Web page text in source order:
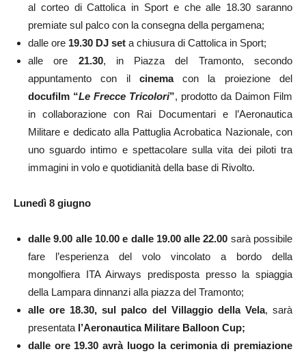
al corteo di Cattolica in Sport e che alle 18.30 saranno
premiate sul palco con la consegna della pergamena;
dalle ore 19.30 DJ set a chiusura di Cattolica in Sport;
alle ore 21.30, in Piazza del Tramonto, secondo
appuntamento con il cinemacon la proiezione del
docufilm “Le Frecce Tricolori”, prodotto da Daimon Film
in collaborazione con Rai Documentari e l’Aeronautica
Militare e dedicato alla Pattuglia Acrobatica Nazionale, con
uno sguardo intimo e spettacolare sulla vita dei piloti tra
immagini in volo e quotidianità della base di Rivolto.
Lunedì 8 giugno ​
dalle 9.00 alle 10.00 e dalle 19.00 alle 22.00 sarà possibile
fare l’esperienza del volo vincolato a bordo della
mongolfiera ITA Airways predisposta presso la spiaggia
della Lampara dinnanzi alla piazza del Tramonto;
alle ore 18.30, sul palco del Villaggio della Vela, sarà
presentata l’Aeronautica Militare Balloon Cup;
dalle ore 19.30 avrà luogo la cerimonia di premiazione